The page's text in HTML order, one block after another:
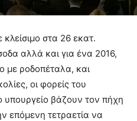
κλείσιμο στα 26 εκατ.
αλλά και για ένα 2016,
με ροδοπέταλα, και
οι φορείς του
υπουργείο βάζουν τον πήχη
επόμενη τετραετία να